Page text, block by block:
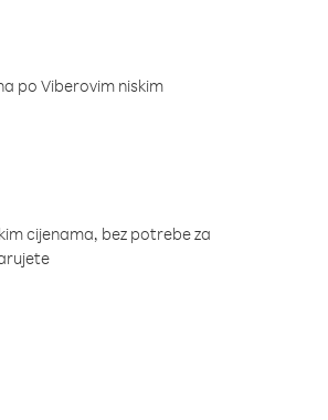
po Viberovim niskim
cijenama, bez potrebe za